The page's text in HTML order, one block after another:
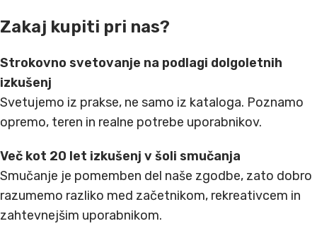
Zakaj kupiti pri nas?
Strokovno svetovanje na podlagi dolgoletnih
izkušenj
Svetujemo iz prakse, ne samo iz kataloga. Poznamo
opremo, teren in realne potrebe uporabnikov.
Več kot 20 let izkušenj v šoli smučanja
Smučanje je pomemben del naše zgodbe, zato dobro
razumemo razliko med začetnikom, rekreativcem in
zahtevnejšim uporabnikom.